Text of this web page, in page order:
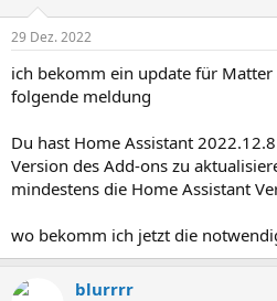
e
r
t
a
m
29 Dez. 2022
ich bekomm ein update für
folgende meldung
Du hast Home Assistant
Version des Add-ons zu
mindestens die Home Assistant
wo bekomm ich jetzt die
blurrrr